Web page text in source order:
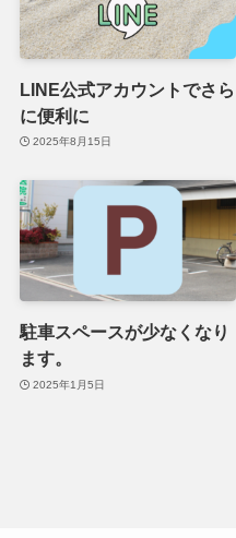
LINE公式アカウントでさら
に便利に
2025年8月15日
駐車スペースが少なくなり
ます。
2025年1月5日